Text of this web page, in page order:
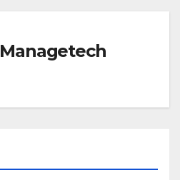
Managetech